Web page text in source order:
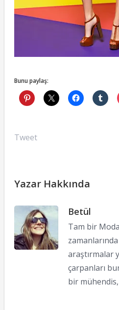
Bunu paylaş:
Tweet
Yazar Hakkında
Betül
Tam bir
araştırmalar
çarpanları
bir